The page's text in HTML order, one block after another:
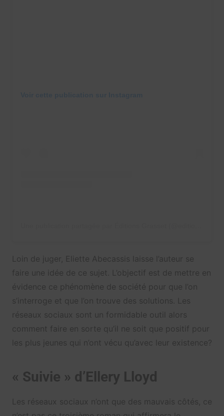
Loin de juger, Eliette Abecassis laisse l’auteur se
faire une idée de ce sujet. L’objectif est de mettre en
évidence ce phénomène de société pour que l’on
s’interroge et que l’on trouve des solutions. Les
réseaux sociaux sont un formidable outil alors
comment faire en sorte qu’il ne soit que positif pour
les plus jeunes qui n’ont vécu qu’avec leur existence?
« Suivie » d’Ellery Lloyd
Les réseaux sociaux n’ont que des mauvais côtés, ce